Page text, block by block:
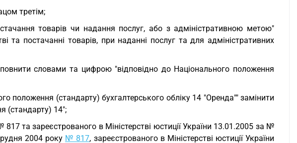
третім;
товарів чи надання послуг, або з адміністративною метою"
та постачанні товарів, при наданні послуг та для адміністративних
словами та цифрою "відповідно до Національного положення
положення (стандарту) бухгалтерського обліку 14 "Оренда"" замінити
(стандарту) 14";
та зареєстрованого в Міністерстві юстиції України 13.01.2005 за №
2004 року № 817, зареєстрованого в Міністерстві юстиції України